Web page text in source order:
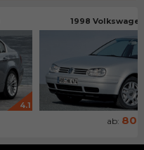
4.1
1998
ab: 800